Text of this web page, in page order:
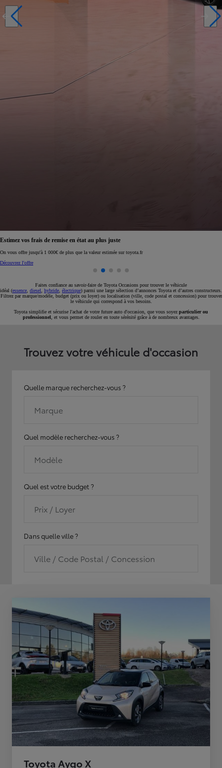
Réservez en ligne votre occasion pour 1€ seulement
Réservez en ligne
Faites confiance au savoir-faire de Toyota Occasions pour trouver le véhicule
idéal (essence diesel hybride électrique) parmi une large sélection d’annonces Toyota et d’autres constructeurs.
Filtrez par marque/modèle, budget (prix ou loyer) ou localisation (ville, code postal et concession) pour trouver
le véhicule qui correspond à vos besoins.
Toyota simplifie et sécurise l'achat de votre future auto d'occasion, que vous soyez particulier ou
professionnel , et vous permet de rouler en toute sérénité grâce à de nombreux avantages.
Trouvez votre véhicule d'occasion
Quelle marque recherchez-vous ?
Marque
Quel modèle recherchez-vous ?
Modèle
Quel est votre budget ?
Prix / Loyer
Dans quelle ville ?
Ville / Code Postal / Concession
Toyota Aygo X